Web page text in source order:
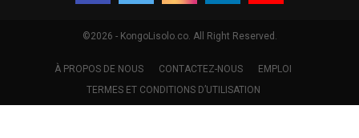
©2026 - KongoLisolo.co. All Right Reserved.
À PROPOS DE NOUS CONTACTEZ-NOUS
EMPLOI
TERMES ET CONDITIONS D’UTILISATION